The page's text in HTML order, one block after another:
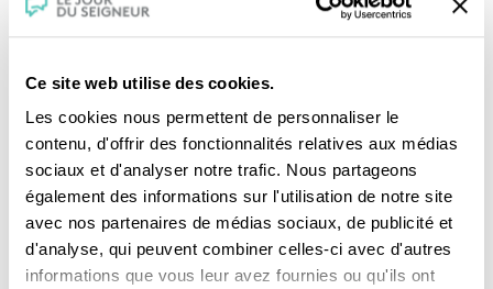
Ce site web utilise des cookies.
Les cookies nous permettent de personnaliser le
contenu, d'offrir des fonctionnalités relatives aux médias
sociaux et d'analyser notre trafic. Nous partageons
également des informations sur l'utilisation de notre site
avec nos partenaires de médias sociaux, de publicité et
d'analyse, qui peuvent combiner celles-ci avec d'autres
informations que vous leur avez fournies ou qu'ils ont
pourLe Figaro
, Christiane Rancé se
Thérèse d’Avila, Jésus, la philosophe Simone
Weil, et aussi le pape François sont les figures
inspirantes de cette essayiste, également
romancière à ses heures. Femme discrète et
ardente, Christiane Rancé fait le pari de la joie.
Elle célèbre la vie dans un lien amoureux avec